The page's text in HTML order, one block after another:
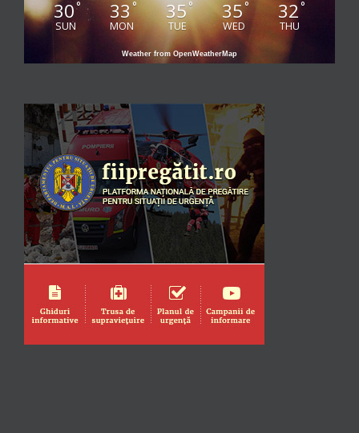
30°
SUN
33°
MON
35°
TUE
35°
WED
32°
THU
Weather from OpenWeatherMap